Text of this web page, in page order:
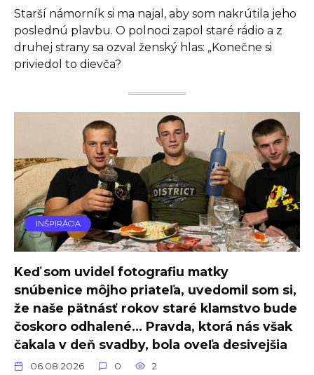
Starší námorník si ma najal, aby som nakrútila jeho
poslednú plavbu. O polnoci zapol staré rádio a z
druhej strany sa ozval ženský hlas: „Konečne si
priviedol to dievča?
INŠPIRÁCIA
Keď som uvidel fotografiu matky
snúbenice môjho priateľa, uvedomil som si,
že naše pätnásť rokov staré klamstvo bude
čoskoro odhalené… Pravda, ktorá nás však
čakala v deň svadby, bola oveľa desivejšia
06.08.2026 0 2